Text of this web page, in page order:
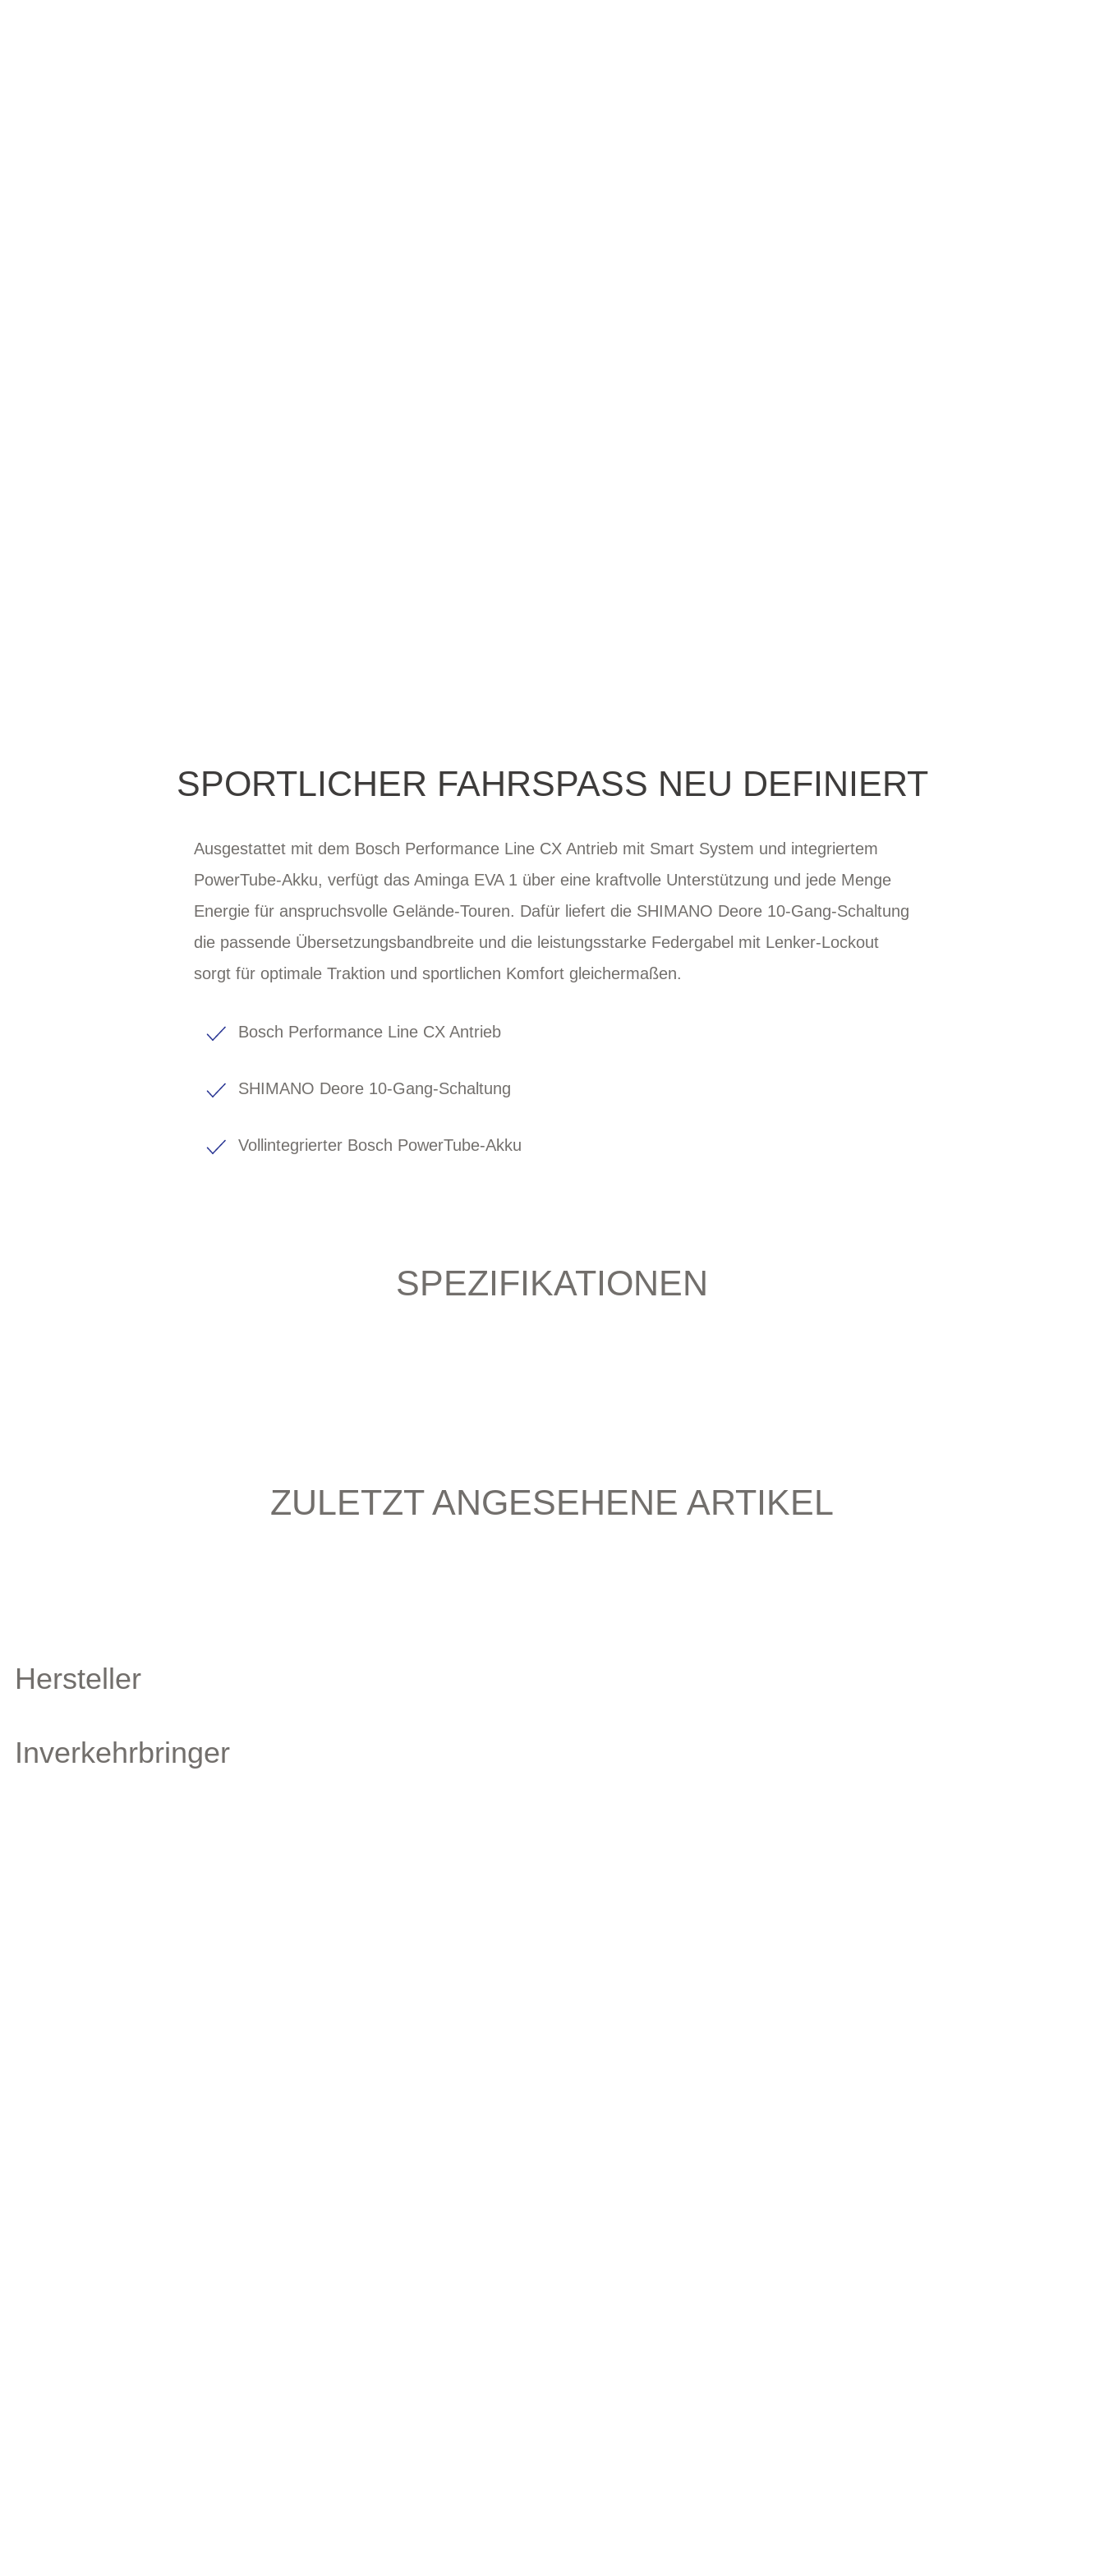
SPORTLICHER FAHRSPASS NEU DEFINIERT
Ausgestattet mit dem Bosch Performance Line CX Antrieb mit Smart System und integriertem
PowerTube-Akku, verfügt das Aminga EVA 1 über eine kraftvolle Unterstützung und jede Menge
Energie für anspruchsvolle Gelände-Touren. Dafür liefert die SHIMANO Deore 10-Gang-Schaltung
die passende Übersetzungsbandbreite und die leistungsstarke Federgabel mit Lenker-Lockout
sorgt für optimale Traktion und sportlichen Komfort gleichermaßen.
Bosch Performance Line CX Antrieb
SHIMANO Deore 10-Gang-Schaltung
Vollintegrierter Bosch PowerTube-Akku
SPEZIFIKATIONEN
ZULETZT ANGESEHENE ARTIKEL
Hersteller
Inverkehrbringer